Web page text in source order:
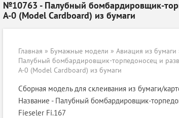
№10763 - Палубный бомбардировщик-
A-0 (Model Cardboard) из бумаги
Главная » Бумажные модели » Авиация из бумаги
Палубный бомбардировщик-торпедоносец и
A-0 (Model Cardboard) из бумаги
Сборная модель для склеивания из бумаги/
Название - Палубный бомбардировщик-
Fieseler Fi.167